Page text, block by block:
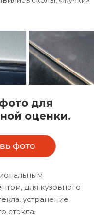
для
оценки.
для кузовного
устранение
стекла.